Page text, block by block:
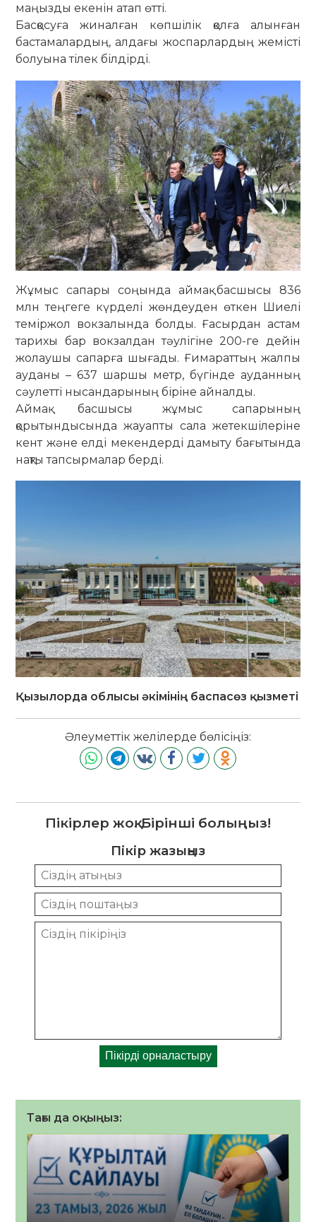
маңызды екенін атап өтті.
Басқосуға жиналған көпшілік қолға алынған
бастамалардың, алдағы жоспарлардың жемісті
болуына тілек білдірді.
Жұмыс сапары соңында аймақ басшысы 836
млн теңгеге күрделі жөндеуден өткен Шиелі
теміржол вокзалында болды. Ғасырдан астам
тарихы бар вокзалдан тәулігіне 200-ге дейін
жолаушы сапарға шығады. Ғимараттың жалпы
ауданы – 637 шаршы метр, бүгінде ауданның
сәулетті нысандарының біріне айналды.
Аймақ басшысы жұмыс сапарының
қорытындысында жауапты сала жетекшілеріне
кент және елді мекендерді дамыту бағытында
нақты тапсырмалар берді.
Қызылорда облысы әкімінің баспасөз қызметі
Әлеуметтік желілерде бөлісіңіз:
Пікірлер жоқ. Бірінші болыңыз!
Пікір жазыңыз
Тағы да оқыңыз: